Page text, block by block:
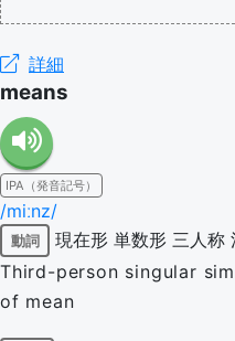
詳細
means
IPA（発音記号）
/miːnz/
動詞 現在形 単数形 三人称
Third-person singular
of mean